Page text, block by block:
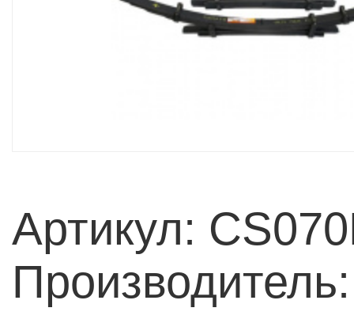
Артикул: